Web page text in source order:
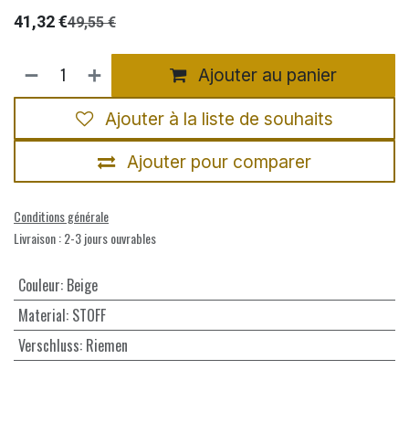
41,32€49,55€
Ajouter au panier
Ajouter pour comparer
Ajouter à la liste de souhaits
Conditions générale
Livraison : 2-3 jours ouvrables
Couleur: Beige
Material: STOFF
Verschluss: Riemen